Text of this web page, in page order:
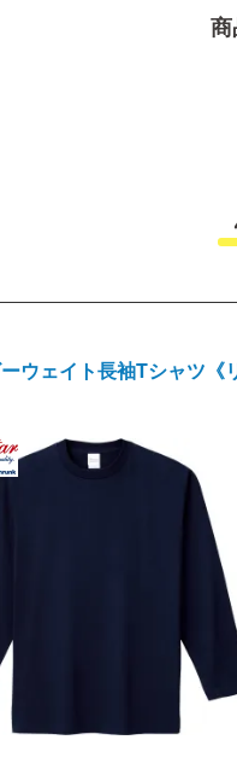
ウェイト長袖Tシャツ《